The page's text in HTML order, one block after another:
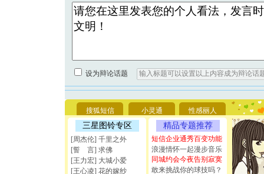
设为辩论话题
搜狐短信 小灵通 性感丽人
三星图铃专区
[周杰伦] 千里之外
[誓 言] 求佛
[王力宏] 大城小爱
[王心凌] 花的嫁纱
精品专题推荐
短信企业通秀百变功能
浪漫情怀一起漫步音乐
同城约会今夜告别寂寞
敢来挑战你的球技吗？
[圣诞节]
你太多，
要平安！
[圣诞节]
能正大光
天都要快
[圣诞节]
如意,快
[元旦]看
断电。爱
你是我专
[元旦]如